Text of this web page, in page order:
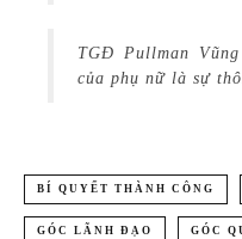
TGĐ Pullman
của phụ nữ là sự
BÍ QUYẾT THÀNH CÔNG
GÓC LÃNH ĐẠO GÓC